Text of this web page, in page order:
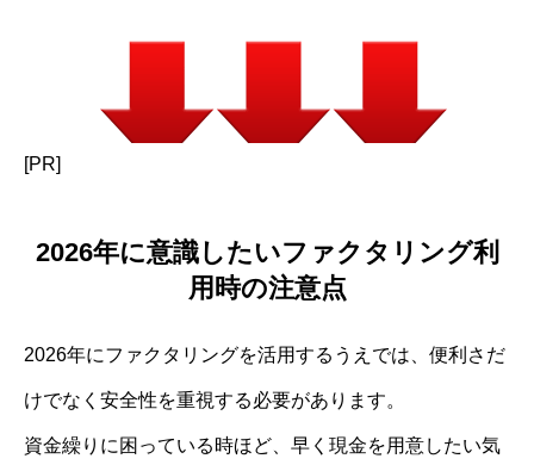
[PR]
2026年に意識したいファクタリング利
用時の注意点
2026年にファクタリングを活用するうえでは、便利さだ
けでなく安全性を重視する必要があります。
資金繰りに困っている時ほど、早く現金を用意したい気